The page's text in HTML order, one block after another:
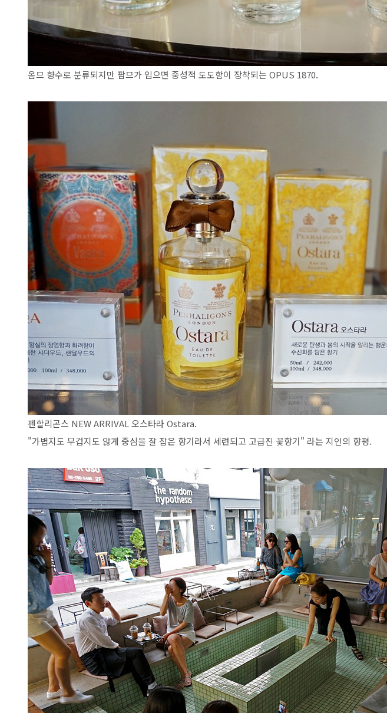
옴므 향수로 분류되지만 팜므가 입으면 중성적 도도함이 장착되는 OPUS 1870.
펜할리곤스 NEW ARRIVAL 오스타라 Ostara.
"가볍지도 무겁지도 않게 중심을 잘 잡은 향기라서 세련되고 고급진 꽃향기" 라는 지인의 향평.